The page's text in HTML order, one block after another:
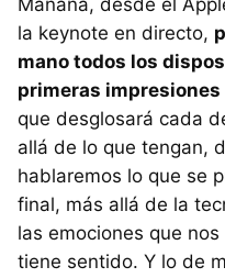
Mañana, desde el
la keynote en directo,
mano todos los
primeras impresiones
que desglosará cada
allá de lo que tengan,
hablaremos lo que se
final, más allá de la
las emociones que
tiene sentido. Y lo de